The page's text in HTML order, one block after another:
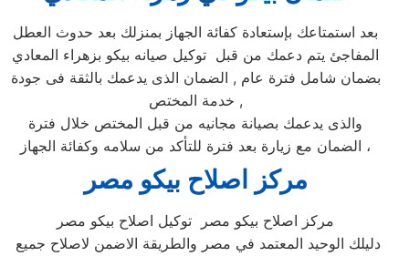
بعد استمتاعك بإستعادة كفائة الجهاز بمنزلك بعد حدوث العطل
المفاجئ يتم دعمك من قبل توكيل صيانه بيكو بزهراء المعادي
بضمان شامل فترة عام , الضمان الذى يدعمك بالثقة فى جودة
خدمة المختص ,
والذى يدعمك بصيانة مجانيه من قبل المختص خلال فترة
الضمان مع زيارة بعد فترة للتأكد من سلامه وكفائة الجهاز ،
مركز اصلاح بيكو مصر
مركز اصلاح بيكو مصر توكيل اصلاح بيكو مصر